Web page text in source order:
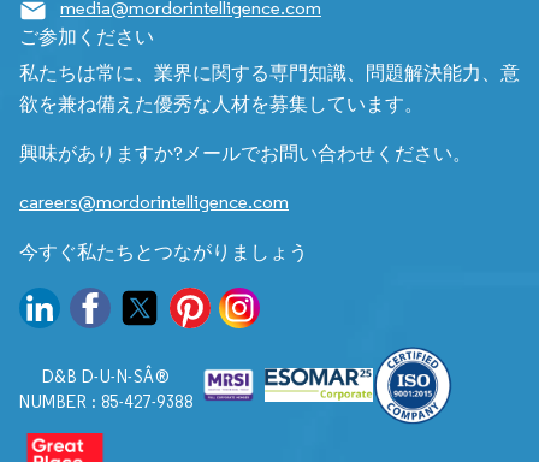
media@mordorintelligence.com
ご参加ください
私たちは常に、業界に関する専門知識、問題解決能力、意
欲を兼ね備えた優秀な人材を募集しています。
興味がありますか?メールでお問い合わせください。
careers@mordorintelligence.com
今すぐ私たちとつながりましょう
D&B D-U-N-SÂ®
NUMBER : 85-427-9388